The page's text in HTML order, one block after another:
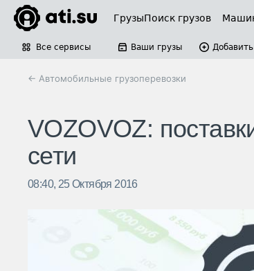
ГрузыПоиск грузов
Все сервисы Ваши грузы
← Автомобильные грузоперевозки
VOZOVOZ:
сети
08:40, 25 Октября 2016